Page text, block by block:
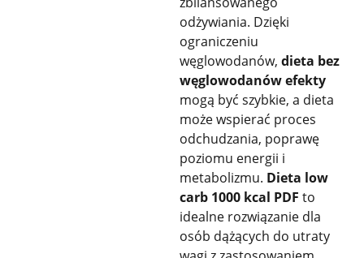
odżywiania. Dzięki
ograniczeniu
węglowodanów, dieta bez
węglowodanów efekty
mogą być szybkie, a dieta
może wspierać proces
odchudzania, poprawę
poziomu energii i
metabolizmu. Dieta low
carb 1000 kcal PDF to
idealne rozwiązanie dla
osób dążących do utraty